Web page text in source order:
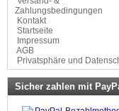
Zahlungsbedingungen
Kontakt
Startseite
Impressum
AGB
Privatsphäre und
Sicher zahlen mit